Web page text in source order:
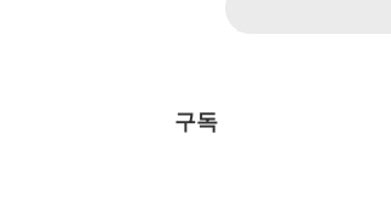
구독